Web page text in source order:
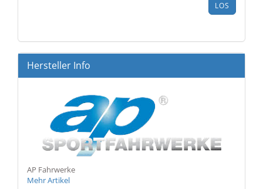
EIN.
LOS
Hersteller Info
AP Fahrwerke
Mehr Artikel